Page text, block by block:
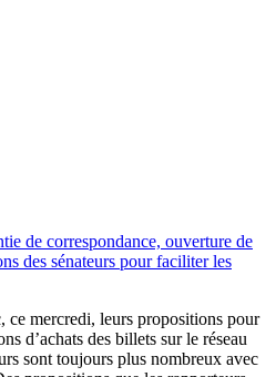
de correspondance, ouverture de
des sénateurs pour faciliter les
ce mercredi, leurs propositions pour
d’achats des billets sur le réseau
sont toujours plus nombreux avec